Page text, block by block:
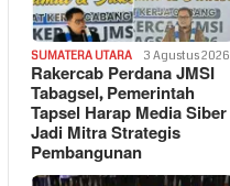
SUMATERA UTARA 3 Agustus 2026
Rakercab Perdana JMSI
Tabagsel, Pemerintah
Tapsel Harap Media Siber
Jadi Mitra Strategis
Pembangunan